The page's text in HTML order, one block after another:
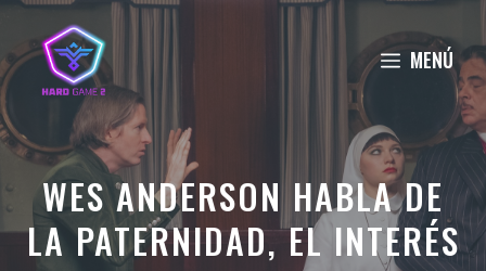
Saltar
contenido
MENÚ
WES ANDERSON HABLA DE
LA PATERNIDAD, EL INTERÉS